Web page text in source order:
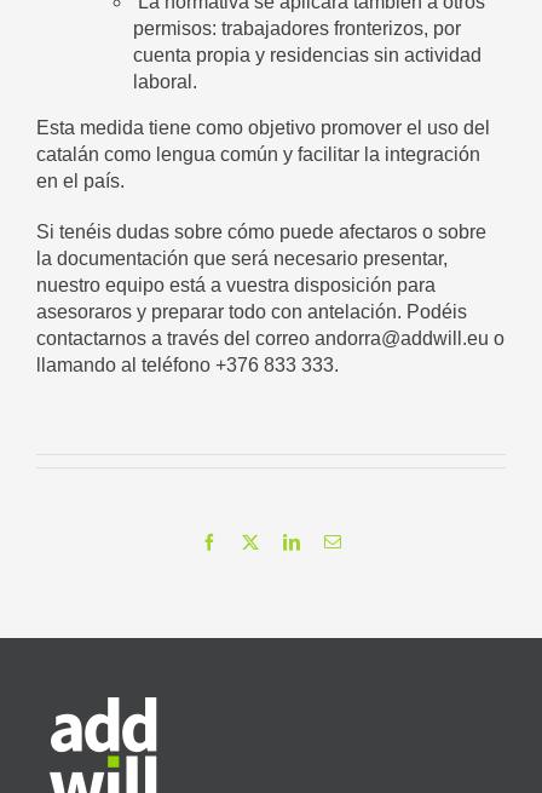
permisos: trabajadores fronterizos, por
cuenta propia y residencias sin actividad
laboral.
Esta medida tiene como objetivo promover el uso del
catalán como lengua común y facilitar la integración
en el país.
Si tenéis dudas sobre cómo puede afectaros o sobre
la documentación que será necesario presentar,
nuestro equipo está a vuestra disposición para
asesoraros y preparar todo con antelación. Podéis
contactarnos a través del correo andorra@addwill.eu o
llamando al teléfono +376 833 333.
Facebook LinkedInCorreo